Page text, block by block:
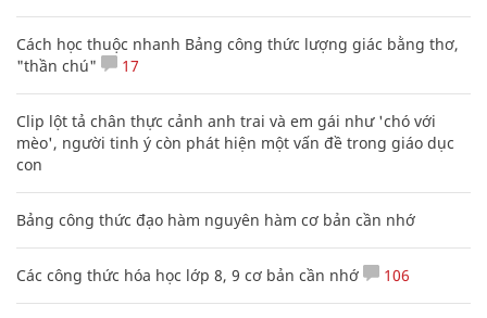
Cách học thuộc nhanh Bảng công thức lượng giác bằng thơ,
"thần chú"
17
Clip lột tả chân thực cảnh anh trai và em gái như 'chó với
mèo', người tinh ý còn phát hiện một vấn đề trong giáo dục
con
Bảng công thức đạo hàm nguyên hàm cơ bản cần nhớ
Các công thức hóa học lớp 8, 9 cơ bản cần nhớ 106